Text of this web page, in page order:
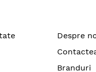
Despre
Branduri